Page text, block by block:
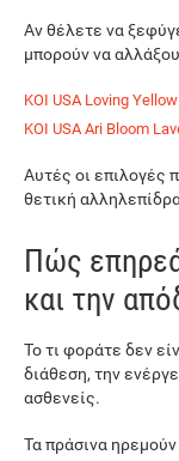
Αν θέλετε να
μπορούν να
KOI USA Loving Yellow
KOI USA Ari Bloom
Αυτές οι επιλογές
θετική
Πώς
και την
Το τι φοράτε δεν
διάθεση, την
ασθενείς.
Τα πράσινα